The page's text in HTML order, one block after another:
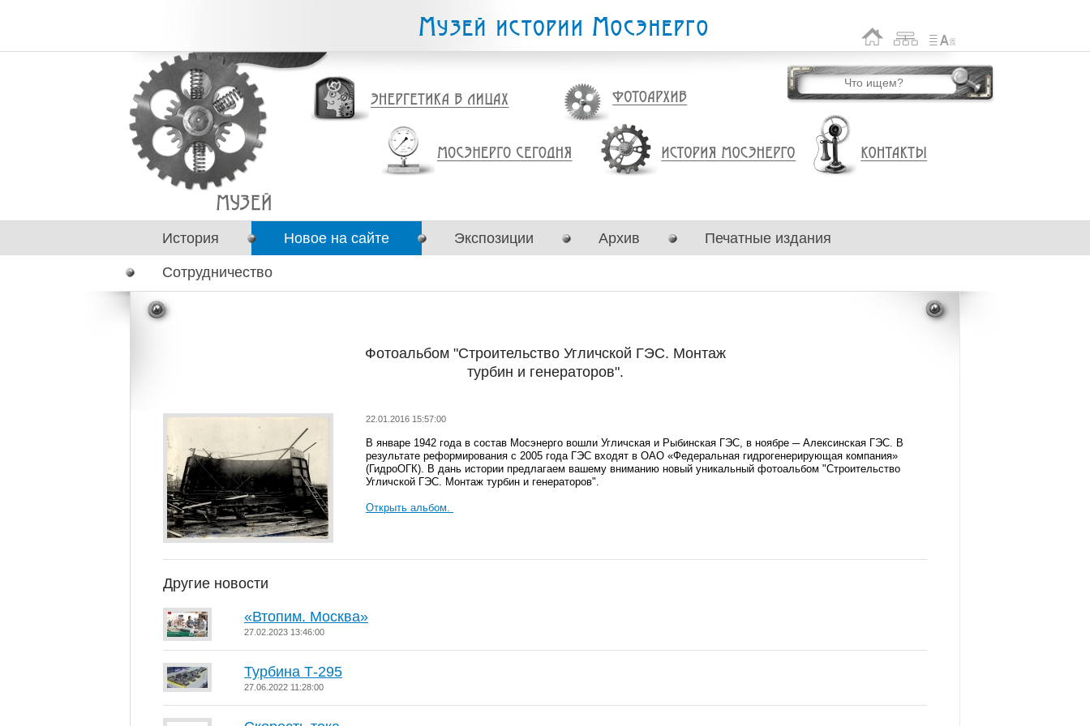
История Новое на сайте Экспозиции Архив Печатные издания
Сотрудничество
Фотоальбом "Строительство Угличской ГЭС. Монтаж
турбин и генераторов".
22.01.2016 15:57:00
В январе 1942 года в состав Мосэнерго вошли Угличская и Рыбинская ГЭС, в ноябре ─ Алексинская ГЭС. В
результате реформирования с 2005 года ГЭС входят в ОАО «Федеральная гидрогенерирующая компания»
(ГидроОГК). В дань истории предлагаем вашему вниманию новый уникальный фотоальбом "Строительство
Угличской ГЭС. Монтаж турбин и генераторов".
Открыть альбом.
Другие новости
«Втопим. Москва»
27.02.2023 13:46:00
Турбина Т-295
27.06.2022 11:28:00